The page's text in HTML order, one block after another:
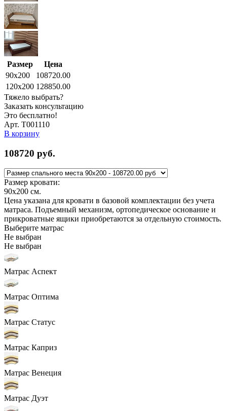
Размер
Цена
90x200
108720.00
120x200 128850.00
Тяжело выбрать?
Заказать консультацию
Это бесплатно!
Арт. Т001110
В корзину
108720 руб.
Размер кровати:
90x200 см.
Цена указана для кровати в базовой комплектации без учета
матраса. Подъемный механизм, ортопедическое основание и
прикроватные ящики приобретаются за отдельную стоимость.
Выберите матрас
Не выбран
Не выбран
Матрас Аспект
Матрас Оптима
Матрас Статус
Матрас Каприз
Матрас Венеция
Матрас Дуэт